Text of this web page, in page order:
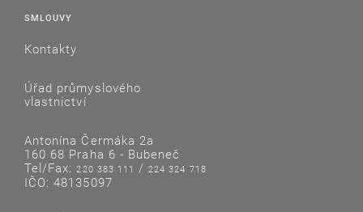
SMLOUVY
Kontakty
Úřad průmyslového
vlastnictví
Antonína Čermáka 2a
160 68 Praha 6 - Bubeneč
Tel/Fax:220 383 111 /224 324 718
IČO: 48135097